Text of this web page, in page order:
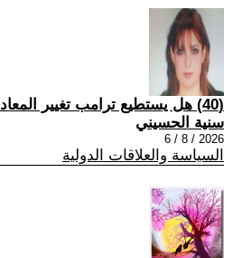
(40) هل يستطيع ترامب تغيير المعادلة في غزة؟
سنية الحسيني
2026 / 8 / 6
السياسة والعلاقات الدولية